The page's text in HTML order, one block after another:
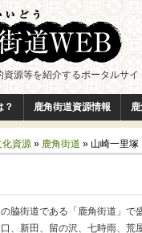
源等を紹介するポータルサイ
？ 鹿角街道資源情報
化資源 » 鹿角街道 » 山崎一里塚
脇街道である「鹿角街道」で
、新田、留の沢、七時雨、荒